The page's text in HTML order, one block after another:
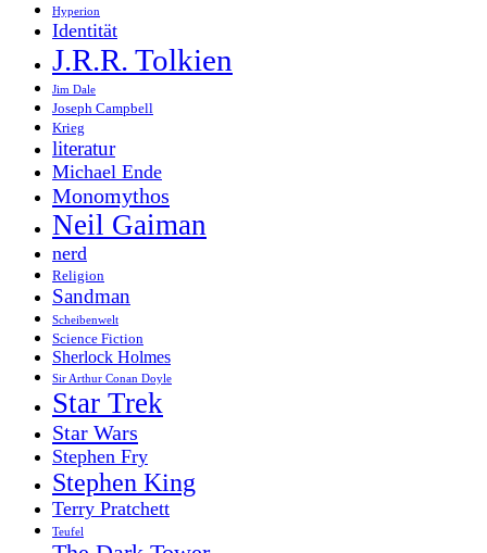
Hyperion
Identität
J.R.R. Tolkien
Jim Dale
Joseph Campbell
Krieg
literatur
Michael Ende
Monomythos
Neil Gaiman
nerd
Religion
Sandman
Scheibenwelt
Science Fiction
Sherlock Holmes
Sir Arthur Conan Doyle
Star Trek
Star Wars
Stephen Fry
Stephen King
Terry Pratchett
Teufel